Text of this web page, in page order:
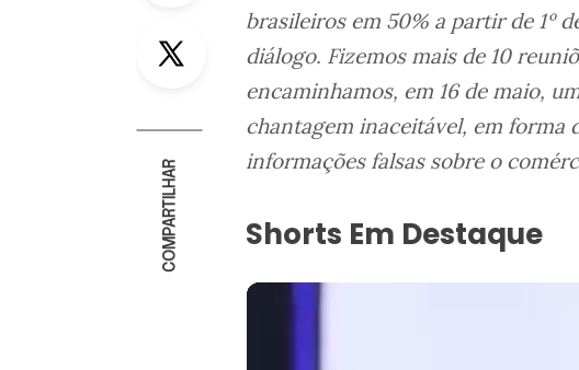
Twitter
COMPARTILHAR
brasileiros em 50% a partir de 1º
diálogo. Fizemos mais de 10
encaminhamos, em 16 de maio,
chantagem inaceitável, em forma
informações falsas sobre o
Shorts Em Destaque